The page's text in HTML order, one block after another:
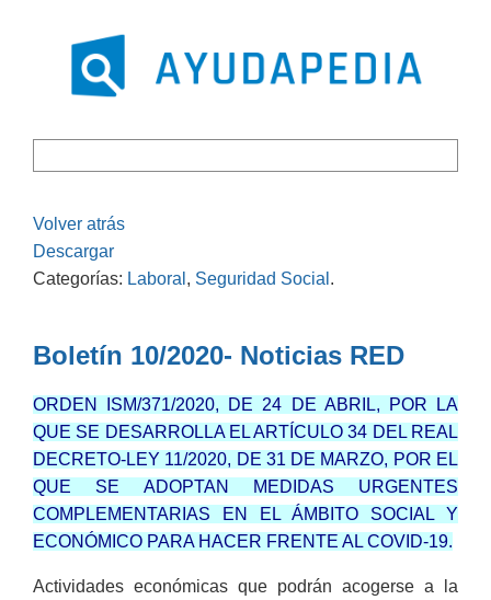
Volver atrás
Descargar
Categorías: Laboral , Seguridad Social .
Boletín 10/2020- Noticias RED
ORDEN ISM/371/2020, DE 24 DE ABRIL, POR LA
QUE SE DESARROLLA EL ARTÍCULO 34 DEL REAL
DECRETO-LEY 11/2020, DE 31 DE MARZO, POR EL
QUE SE ADOPTAN MEDIDAS URGENTES
COMPLEMENTARIAS EN EL ÁMBITO SOCIAL Y
ECONÓMICO PARA HACER FRENTE AL COVID-19.
Actividades económicas que podrán acogerse a la